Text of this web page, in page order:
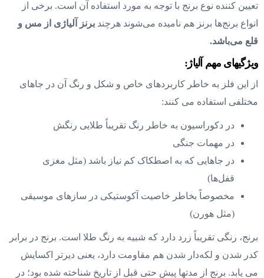
تعیین کننده نوع برنج با توجه به مورد استفاده آن است. برخی از
انواع برنج‌ها برنز هم نامیده می‌شوند هرچند برنز آلیاژی از مس و
قلع می‌باشد.
ويژگيهای مهم آلیاژ:
از این فلز به خاطر کاربردهای خاص و شکل و رنگ آن در جاهای
مختلفی استفاده می کنند:
در دکوراسیون به خاطر رنگ تقریباً طلایی رنگش
در مهمات جنگی
در جاهایی که به اصطکاک کم نیاز باشد (مثل مغزی
قفل‌ها)
مخصوصاً بخاطر خاصیت آکوستیکی در سازهای موسیقی
(مثل هورن)
برنج، رنگی تقریباً زرد دارد که شبیه به رنگ طلا است. برنج در برابر
کدر شدن و لکه‌دار شدن هم مقاومت دارد، یعنی دیرتر اکسایش
می یابد. برنج از مدتها پیش حتی قبل از تاریخ شناخته شده بود؛ در